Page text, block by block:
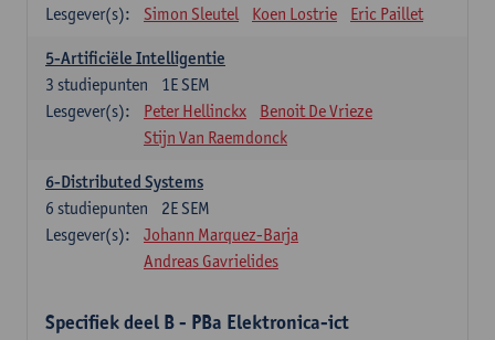
Lesgever(s):
Simon Sleutel Koen Lostrie Eric Paillet
5-Artificiële Intelligentie
1E SEM
3 studiepunten
Lesgever(s):
Peter Hellinckx
Benoit De Vrieze
Stijn Van Raemdonck
6-Distributed Systems
2E SEM
6 studiepunten
Lesgever(s):
Johann Marquez-Barja
Andreas Gavrielides
Specifiek deel B - PBa Elektronica-ict